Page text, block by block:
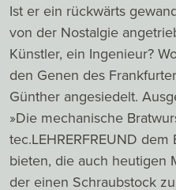
Ist er ein rückwärts
von der Nostalgie
Künstler, ein Ingenieur?
den Genen des
Günther angesiedelt.
»Die mechanische
tec.LEHRERFREUND
bieten, die auch heutigen
der einen Schraubstock